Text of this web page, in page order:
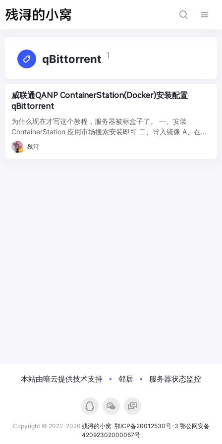
qBittorrent 1
威联通QANP ContainerStation(Docker)安装配置
qBittorrent
为什么现在才写这个教程，服务器被标盒子了。 一、安装
ContainerStation 应用市场搜索安装即可 二、导入镜像 A、在线
拉取 linu ...
残浔
本站由暗云提供技术支持 邻居 服务器状态监控
Copyright © 2022-2026 残浔的小窝. 鄂ICP备20012530号-3 鄂公网安备
42092302000067号